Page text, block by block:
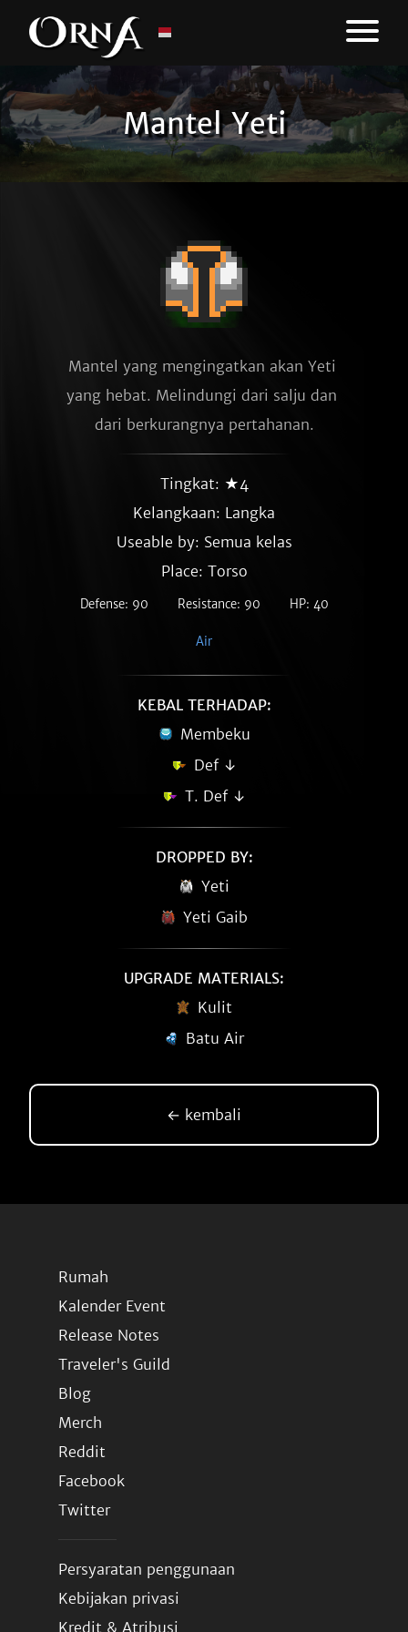
Mantel Yeti
Mantel yang mengingatkan akan Yeti
yang hebat. Melindungi dari salju dan
dari berkurangnya pertahanan.
Tingkat: ★4
Kelangkaan: Langka
Useable by: Semua kelas
Place: Torso
Defense: 90 Resistance: 90 HP: 40
Air
KEBAL TERHADAP:
Membeku
Def ↓
T. Def ↓
DROPPED BY:
Yeti
Yeti Gaib
UPGRADE MATERIALS:
Kulit
Batu Air
← kembali
Rumah
Kalender Event
Release Notes
Traveler's Guild
Blog
Merch
Reddit
Facebook
Twitter
Persyaratan penggunaan
Kebijakan privasi
Kredit & Atribusi